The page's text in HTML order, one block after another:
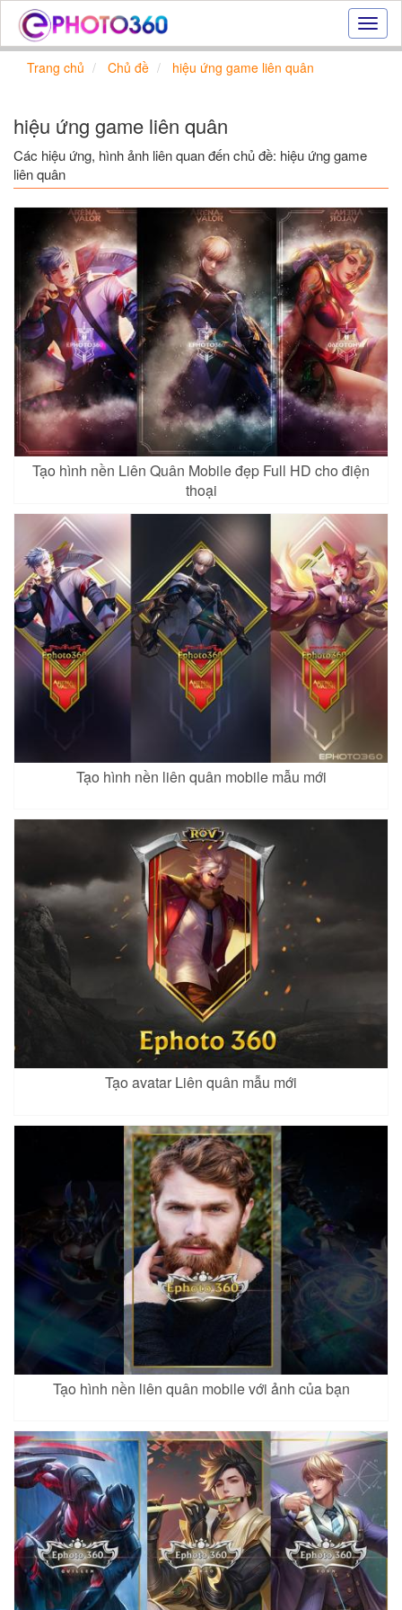
Hiệu
ứng
tuyến,
tạo
ảnh
online
Trang chủ Chủ đề hiệu ứng game liên quân
hiệu ứng game liên quân
Các hiệu ứng, hình ảnh liên quan đến chủ đề: hiệu ứng game
liên quân
Tạo hình nền Liên Quân Mobile đẹp Full HD cho điện
thoại
Tạo hình nền liên quân mobile mẫu mới
Tạo avatar Liên quân mẫu mới
Tạo hình nền liên quân mobile với ảnh của bạn